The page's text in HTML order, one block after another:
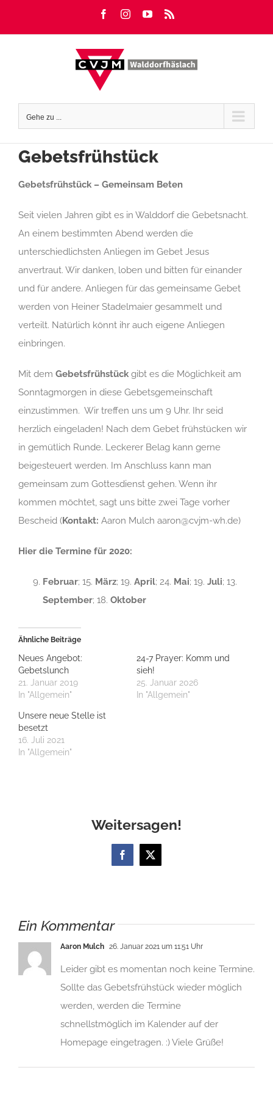
FacebookInstagramYouTube
Gehe zu ...
Gebetsfrühstück
Gebetsfrühstück – Gemeinsam Beten
Seit vielen Jahren gibt es in Walddorf die Gebetsnacht.
An einem bestimmten Abend werden die
unterschiedlichsten Anliegen im Gebet Jesus
anvertraut. Wir danken, loben und bitten für einander
und für andere. Anliegen für das gemeinsame Gebet
werden von Heiner Stadelmaier gesammelt und
verteilt. Natürlich könnt ihr auch eigene Anliegen
einbringen.
Mit dem Gebetsfrühstück gibt es die Möglichkeit am
Sonntagmorgen in diese Gebetsgemeinschaft
einzustimmen. Wir treffen uns um 9 Uhr. Ihr seid
herzlich eingeladen! Nach dem Gebet frühstücken wir
in gemütlich Runde. Leckerer Belag kann gerne
beigesteuert werden. Im Anschluss kann man
gemeinsam zum Gottesdienst gehen. Wenn ihr
kommen möchtet, sagt uns bitte zwei Tage vorher
Bescheid (Kontakt: Aaron Mulch aaron@cvjm-wh.de)
Hier die Termine für 2020:
Februar; 15. März; 19. April; 24. Mai; 19. Juli; 13.
September; 18. Oktober
Ähnliche Beiträge
Neues Angebot:
Gebetslunch
21. Januar 2019
In "Allgemein"
24-7 Prayer: Komm und
sieh!
25. Januar 2026
In "Allgemein"
Unsere neue Stelle ist
besetzt
16. Juli 2021
In "Allgemein"
Weitersagen!
Facebook
X
Ein Kommentar
Aaron Mulch 26. Januar 2021 um 11:51 Uhr
Leider gibt es momentan noch keine Termine.
Sollte das Gebetsfrühstück wieder möglich
werden, werden die Termine
schnellstmöglich im Kalender auf der
Homepage eingetragen. :) Viele Grüße!